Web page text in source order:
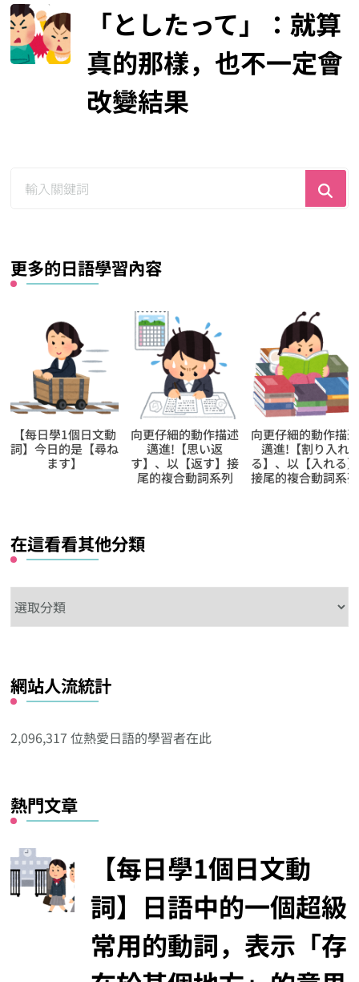
「としたって」：就算
真的那樣，也不一定會
改變結果
更多的日語學習內容
向更仔細的動作描述
邁進!【思い返
す】、以【返す】接
向更仔細的動作描述
邁進!【割り入れ
る】、以【入れる】
接尾的複合動詞系列
向更仔細的動作描述
邁進!【散り掛か
る】、以【掛かる】
接尾的複合動詞系列
在這看看其他分類
這
其
他
類
網站人流統計
2,096,317 位熱愛日語的學習者在此
熱門文章
【每日學1個日文動
詞】日語中的一個超級
常用的動詞，表示「存